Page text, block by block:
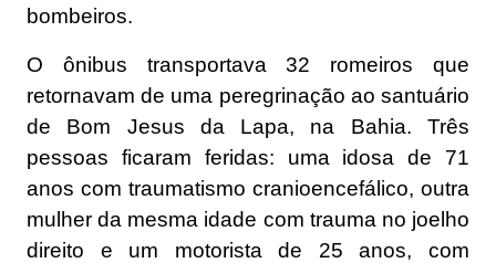
bombeiros.
O ônibus transportava 32 romeiros que
retornavam de uma peregrinação ao santuário
de Bom Jesus da Lapa, na Bahia. Três
pessoas ficaram feridas: uma idosa de 71
anos com traumatismo cranioencefálico, outra
mulher da mesma idade com trauma no joelho
direito e um motorista de 25 anos, com